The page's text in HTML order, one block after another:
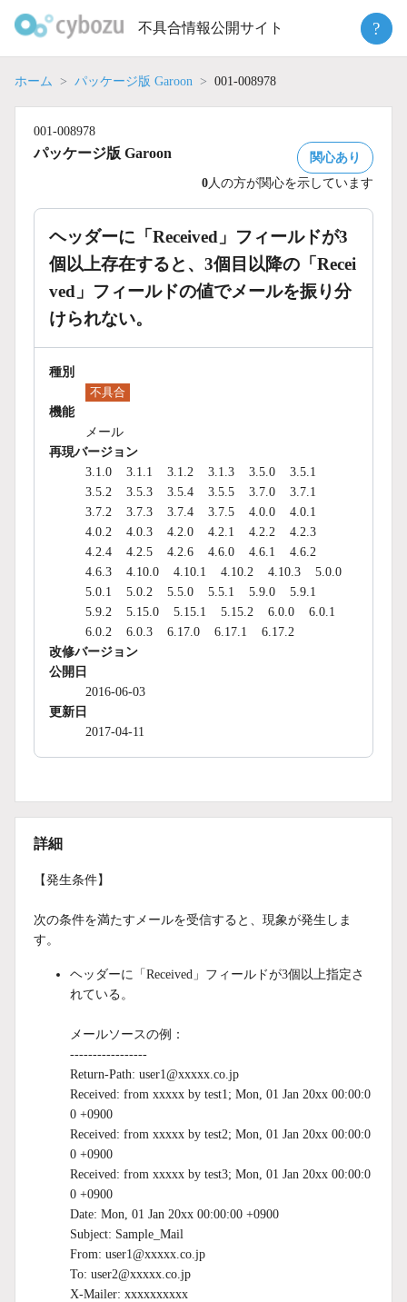
不具合情報公開サイト ?
ホーム パッケージ版 Garoon 001-008978
001-008978
パッケージ版 Garoon
関心あり
0 人の方が関心を示しています
ヘッダーに「Received」フィールドが3
個以上存在すると、3個目以降の「Recei
ved」フィールドの値でメールを振り分
けられない。
種別
不具合
機能
メール
再現バージョン
3.1.0
3.1.1 3.1.2 3.1.3 3.5.0
3.5.1
3.5.2
3.5.3 3.5.4 3.5.5 3.7.0
3.7.1
3.7.2
3.7.3 3.7.4 3.7.5 4.0.0
4.0.1
4.0.2
4.0.3 4.2.0 4.2.1 4.2.2
4.2.3
4.2.4
4.2.5 4.2.6 4.6.0 4.6.1
4.6.2
4.6.3
4.10.0 4.10.1 4.10.2 4.10.3
5.0.0
5.0.1
5.0.2 5.5.0 5.5.1 5.9.0
5.9.1
5.9.2
5.15.0 5.15.1 5.15.2 6.0.0
6.0.1
6.0.2
6.0.3 6.17.0 6.17.1
6.17.2
改修バージョン
公開日
2016-06-03
更新日
2017-04-11
詳細
【発生条件】
次の条件を満たすメールを受信すると、現象が発生しま
す。
ヘッダーに「Received」フィールドが3個以上指定さ
れている。
メールソースの例：
-----------------
Return-Path: user1@xxxxx.co.jp
Received: from xxxxx by test1; Mon, 01 Jan 20xx 00:00:0
0 +0900
Received: from xxxxx by test2; Mon, 01 Jan 20xx 00:00:0
0 +0900
Received: from xxxxx by test3; Mon, 01 Jan 20xx 00:00:0
0 +0900
Date: Mon, 01 Jan 20xx 00:00:00 +0900
Subject: Sample_Mail
From: user1@xxxxx.co.jp
To: user2@xxxxx.co.jp
X-Mailer: xxxxxxxxxx